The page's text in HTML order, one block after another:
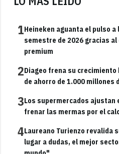
1Heineken aguanta el pulso
semestre de 2026 gracias al
premium
2Diageo frena su crecimiento
de ahorro de 1.000 millones
3Los supermercados ajustan
frenar las mermas por el
4Laureano Turienzo revalida
lugar a dudas, el mejor